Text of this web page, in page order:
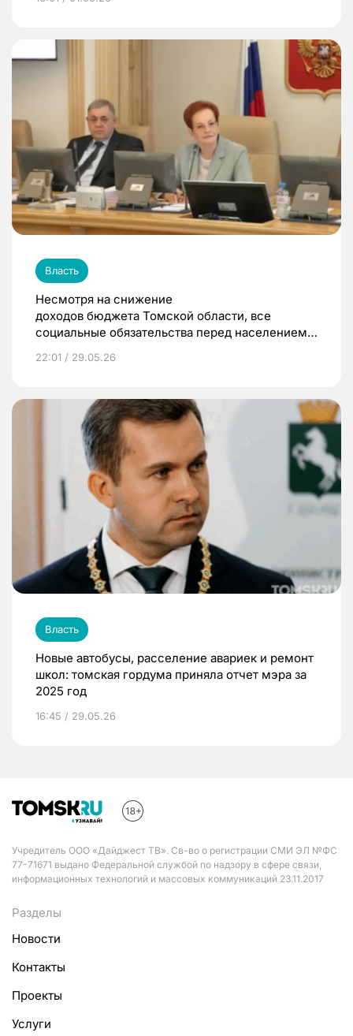
Власть
Несмотря на снижение
доходов бюджета Томской области, все
социальные обязательства перед населением
22:01 / 29.05.26
Власть
Новые автобусы, расселение авариек и ремонт
школ: томская гордума приняла отчет мэра за
2025 год
16:45 / 29.05.26
Учредитель ООО «Дайджест ТВ». Св-во о регистрации СМИ ЭЛ №ФС
77-71671 выдано Федеральной службой по надзору в сфере связи,
информационных технологий и массовых коммуникаций 23.11.2017
Разделы
Новости
Контакты
Проекты
Услуги